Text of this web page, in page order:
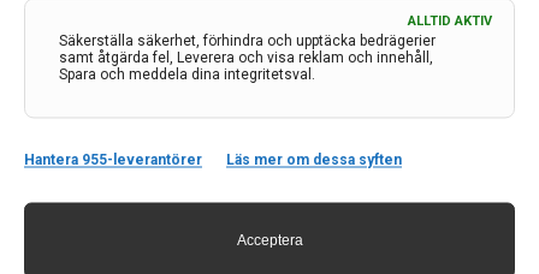
Säkerställa säkerhet, förhindra och upptäcka bedrägerier
samt åtgärda fel, Leverera och visa reklam och innehåll,
Spara och meddela dina integritetsval.
ALLTID AKTIV
Hantera 955-leverantörer Läs mer om dessa syften
Acceptera
Kontakt
Hagaplan 4